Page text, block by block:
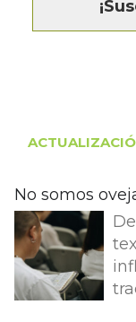
No somos